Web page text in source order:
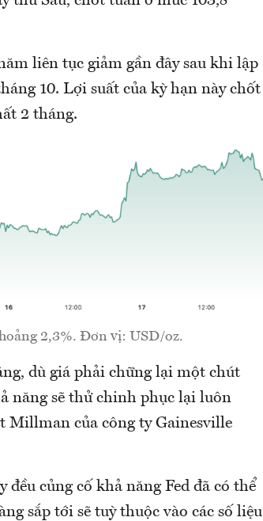
liên tục giảm gần đây sau khi lập
10. Lợi suất của kỳ hạn này chốt
2 tháng.
2,3%. Đơn vị: USD/oz.
dù giá phải chững lại một chút
năng sẽ thử chinh phục lại luôn
Millman của công ty Gainesville
củng cố khả năng Fed đã có thể
sắp tới sẽ tuỳ thuộc vào các số liệu